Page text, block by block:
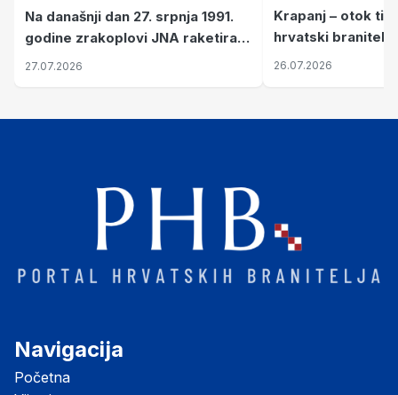
Na današnji dan 27. srpnja 1991.
godine zrakoplovi JNA raketirali
su vojarnu i obučni centar "Nikola
27.07.2026
Krapanj – otok
hrvatski branitelji
pronalaze mir
26.07.2026
Navigacija
Početna